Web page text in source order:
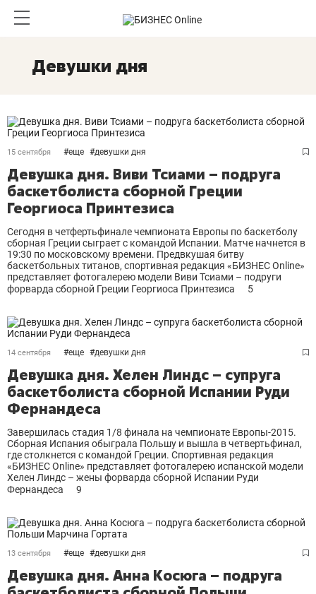
Девушки дня
15 сентября #еще #девушки дня
Девушка дня. Виви Тсиами – подруга
баскетболиста сборной Греции
Георгиоса Принтезиса
Сегодня в четфертьфинале чемпионата Европы по баскетболу
сборная Греции сыграет с командой Испании. Матче начнется в
19:30 по московскому времени. Предвкушая битву
баскетбольных титанов, спортивная редакция «БИЗНЕС Online»
представляет фотогалерею модели Виви Тсиами – подруги
форварда сборной Греции Георгиоса Принтезиса
5
14 сентября #еще #девушки дня
Девушка дня. Хелен Линдс – супруга
баскетболиста сборной Испании Руди
Фернандеса
Завершилась стадия 1/8 финала на чемпионате Европы-2015.
Сборная Испания обыграла Польшу и вышла в четвертьфинал,
где столкнется с командой Греции. Спортивная редакция
«БИЗНЕС Online» представляет фотогалерею испанской модели
Хелен Линдс – жены форварда сборной Испании Руди
Фернандеса
9
13 сентября #еще #девушки дня
Девушка дня. Анна Косюга – подруга